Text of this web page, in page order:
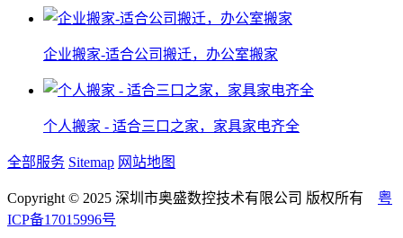
企业搬家-适合公司搬迁，办公室搬家
个人搬家 - 适合三口之家，家具家电齐全
全部服务 Sitemap 网站地图
Copyright © 2025 深圳市奥盛数控技术有限公司 版权所有 粤
ICP备17015996号